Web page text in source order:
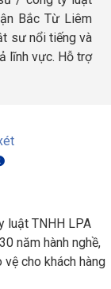
Bắc Từ Liêm
sư nổi tiếng và
lĩnh vực. Hỗ trợ
luật TNHH LPA
năm hành nghề,
vệ cho khách hàng